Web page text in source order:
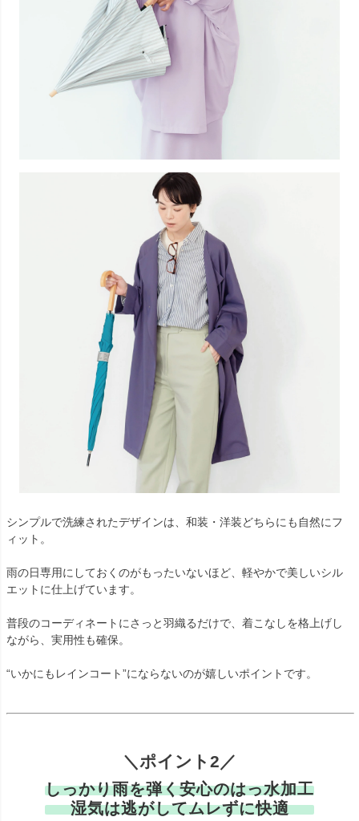
シンプルで洗練されたデザインは、和装・洋装どちらにも自然にフ
ィット。
雨の日専用にしておくのがもったいないほど、軽やかで美しいシル
エットに仕上げています。
普段のコーディネートにさっと羽織るだけで、着こなしを格上げし
ながら、実用性も確保。
“いかにもレインコート”にならないのが嬉しいポイントです。
＼ポイント2／
しっかり雨を弾く安心のはっ水加工
湿気は逃がしてムレずに快適